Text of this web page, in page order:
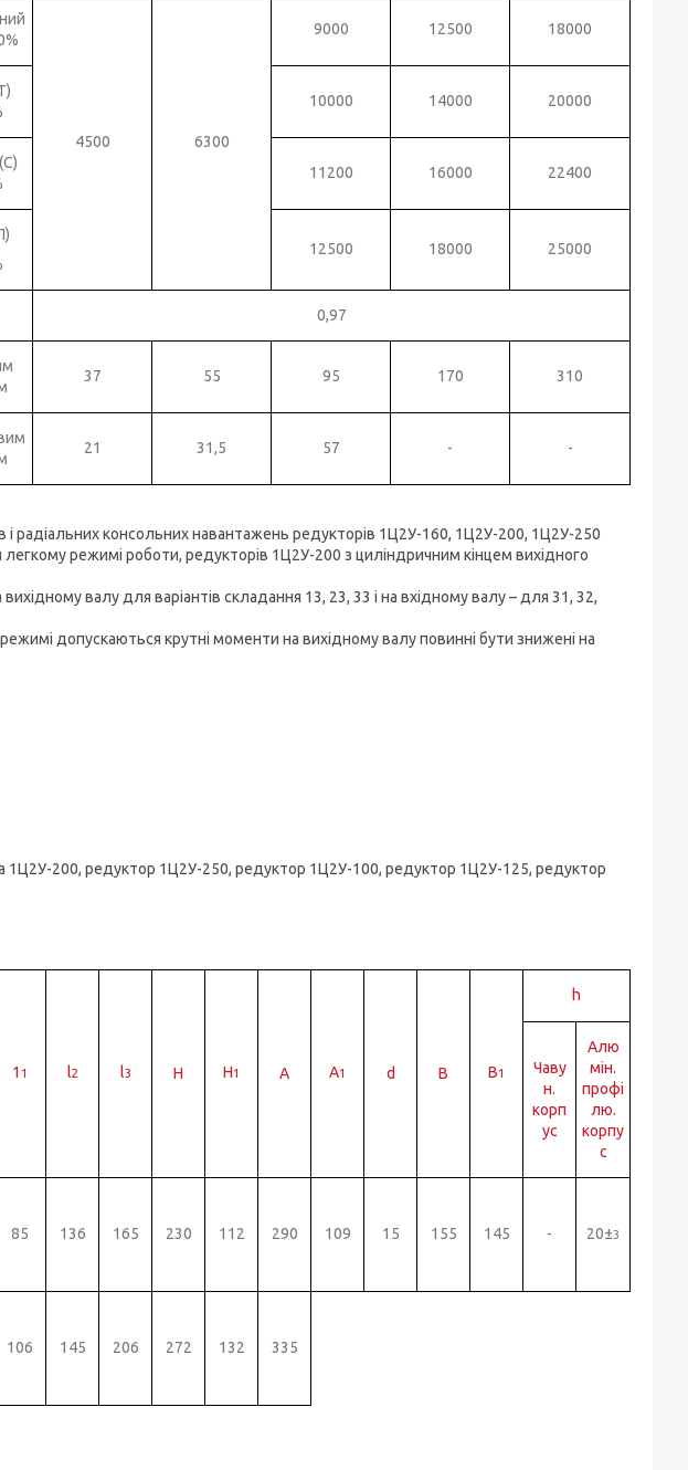
4500 6300
9000 12500 18000
10000 14000 20000
11200 16000 22400
12500 18000 25000
0,97
37 55 95 170 310
21 31,5 57 - -
і радіальних консольних навантажень редукторів 1Ц2У-160, 1Ц2У-200, 1Ц2У-250
режимі роботи, редукторів 1Ц2У-200 з циліндричним кінцем вихідного
валу для варіантів складання 13, 23, 33 і на вхідному валу – для 31, 32,
допускаються крутні моменти на вихідному валу повинні бути знижені на
1Ц2У-200, редуктор 1Ц2У-250, редуктор 1Ц2У-100, редуктор 1Ц2У-125, редуктор
1 1 l2 l3 Н H1 A A1 d B B1
h
Чаву
н.
корп
ус
Алю
мін.
профі
лю.
корпу
с
85 136 165 230 112 290 109 15 155 145 - 20±3
106 145 206 272 132 335